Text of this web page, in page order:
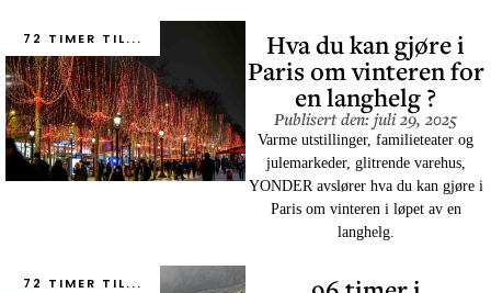
72 TIMER TIL... Hva du kan gjøre i
Paris om vinteren for
en langhelg ?
Publisert den: juli 29, 2025
Varme utstillinger, familieteater og
julemarkeder, glitrende varehus,
YONDER avslører hva du kan gjøre i
Paris om vinteren i løpet av en
langhelg.
72 TIMER TIL...